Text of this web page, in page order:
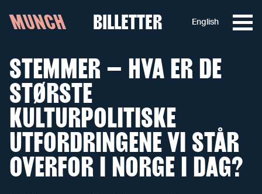
MUNCH BILLETTER English
STEMMER – HVA ER DE
STØRSTE
KULTURPOLITISKE
UTFORDRINGENE VI STÅR
OVERFOR I NORGE I DAG?